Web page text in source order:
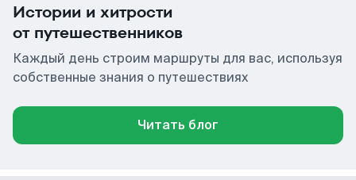
Истории и хитрости
от путешественников
Каждый день строим маршруты для вас, используя
собственные знания о путешествиях
Читать блог